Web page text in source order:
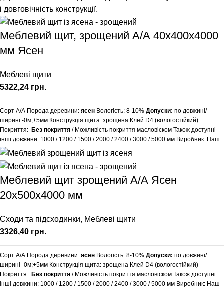
Меблевий щит, зрощений А/А 40х400х4000
мм Ясен
Меблеві щити
грн.
Сорт А/А Порода деревини: ясен Вологість: 8-10% Допуски: по довжині/
ширині -0м;+5мм Конструкція щита: зрощена Клей D4 (вологостійкий)
Покриття: Без покриття / Можливість покриття масловіском Також доступні
інші довжини: 1000 / 1200 / 1500 /2000 /2400 /3000 /5000 мм Виробник: Наш
Ліс Обробка поверхні: калібрована, шліфована Додаткові послуги: зняття
фаски, заокруглення кутів, порізка під розміри точнітю1 мм. Виробляємо
вироби з ясена за індивідуальними розмірами, уточнюйте у менеджера.
Доставка: 20% передоплати та за умовами перевізника. (НП, SAT, Delivery,
Меблевий щит зрощений А/А Ясен
20х500х4000 мм
Сходи та підсходинки, Меблеві щити
грн.
Сорт А/А Порода деревини: ясен Вологість: 8-10% Допуски: по довжині/
ширині -0м;+5мм Конструкція щита: зрощена Клей D4 (вологостійкий)
Покриття: Без покриття / Можливість покриття масловіском Також доступні
інші довжини: 1000 / 1200 / 1500 /2000 /2400 /3000 /5000 мм Виробник: Наш